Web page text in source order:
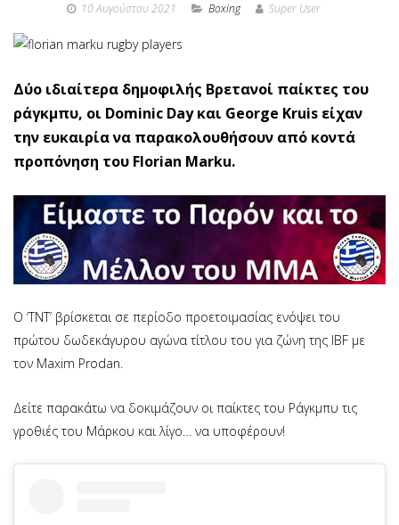
10 Αυγούστου 2021 Boxing Super User
Δύο ιδιαίτερα δημοφιλής Βρετανοί παίκτες του
ράγκμπυ, οι Dominic Day και George Kruis είχαν
την ευκαιρία να παρακολουθήσουν από κοντά
προπόνηση του Florian Marku.
Ο ‘ΤΝΤ’ βρίσκεται σε περίοδο προετοιμασίας ενόψει του
πρώτου δωδεκάγυρου αγώνα τίτλου του για ζώνη της IBF με
τον Maxim Prodan.
Δείτε παρακάτω να δοκιμάζουν οι παίκτες του Ράγκμπυ τις
γροθιές του Μάρκου και λίγο… να υποφέρουν!